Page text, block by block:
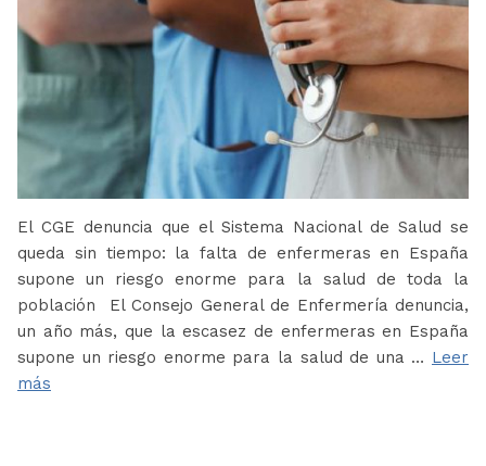
El CGE denuncia que el Sistema Nacional de Salud se
queda sin tiempo: la falta de enfermeras en España
supone un riesgo enorme para la salud de toda la
población El Consejo General de Enfermería denuncia,
un año más, que la escasez de enfermeras en España
supone un riesgo enorme para la salud de una … Leer
más